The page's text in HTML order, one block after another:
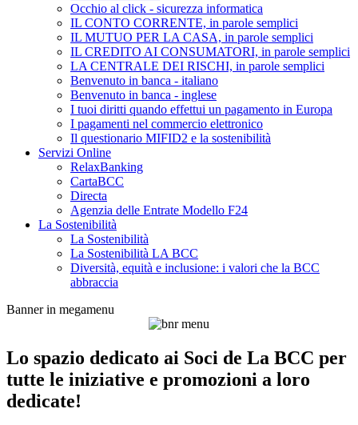
Occhio al click - sicurezza informatica
IL CONTO CORRENTE, in parole semplici
IL MUTUO PER LA CASA, in parole semplici
IL CREDITO AI CONSUMATORI, in parole semplici
LA CENTRALE DEI RISCHI, in parole semplici
Benvenuto in banca - italiano
Benvenuto in banca - inglese
I tuoi diritti quando effettui un pagamento in Europa
I pagamenti nel commercio elettronico
Il questionario MIFID2 e la sostenibilità
Servizi Online
RelaxBanking
CartaBCC
Directa
Agenzia delle Entrate Modello F24
La Sostenibilità
La Sostenibilità
La Sostenibilità LA BCC
Diversità, equità e inclusione: i valori che la BCC
abbraccia
Banner in megamenu
Lo spazio dedicato ai Soci de La BCC per
tutte le iniziative e promozioni a loro
dedicate!